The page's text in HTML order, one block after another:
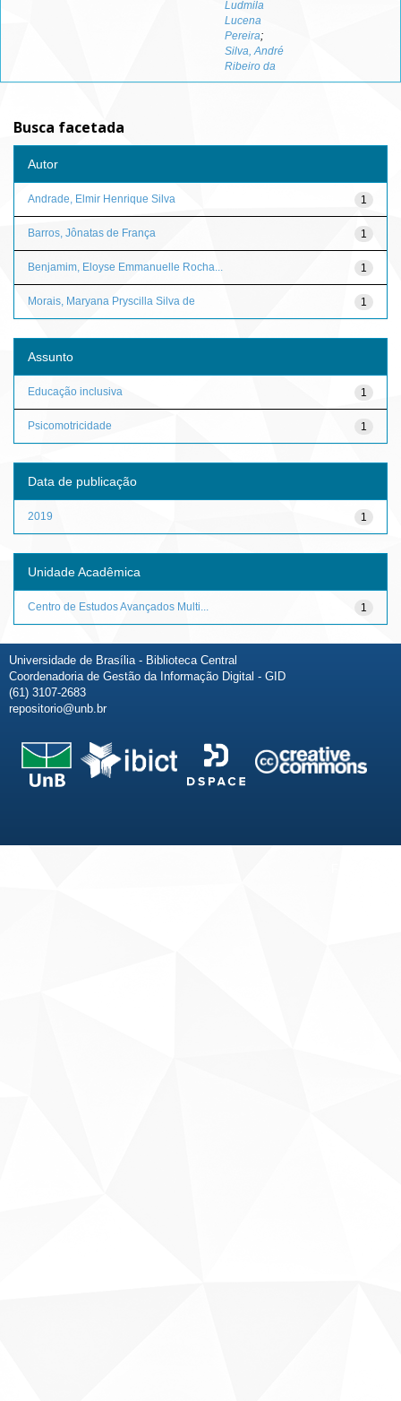
Ludmila
Lucena
Pereira;
Silva, André
Ribeiro da
Busca facetada
Autor
1
Andrade, Elmir Henrique Silva
1
Barros, Jônatas de França
1
Benjamim, Eloyse Emmanuelle Rocha...
1
Morais, Maryana Pryscilla Silva de
Assunto
1
Educação inclusiva
1
Psicomotricidade
Data de publicação
1
2019
Unidade Acadêmica
1
Centro de Estudos Avançados Multi...
Universidade de Brasília - Biblioteca Central
Coordenadoria de Gestão da Informação Digital - GID
(61) 3107-2683
repositorio@unb.br